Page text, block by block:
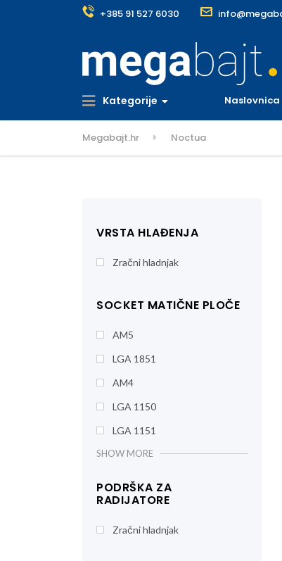
+385 91 527 6030
Kategorije Naslovnica
Megabajt.hr Noctua
VRSTA HLAĐENJA
Zračni hladnjak
SOCKET MATIČNE PLOČE
AM5
LGA 1851
AM4
LGA 1150
LGA 1151
SHOW MORE
PODRŠKA ZA
RADIJATORE
Zračni hladnjak